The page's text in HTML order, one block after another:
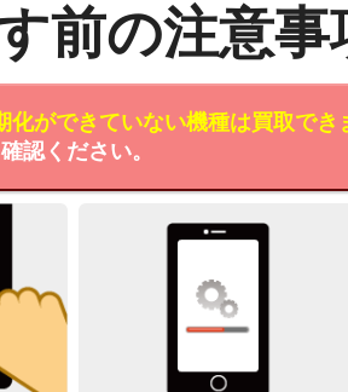
前の注意事
ができていない機種は買取でき
確認ください。